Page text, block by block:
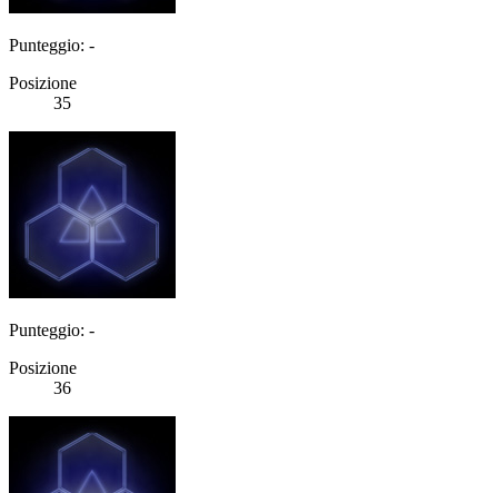
Punteggio: -
Posizione
35
Punteggio: -
Posizione
36